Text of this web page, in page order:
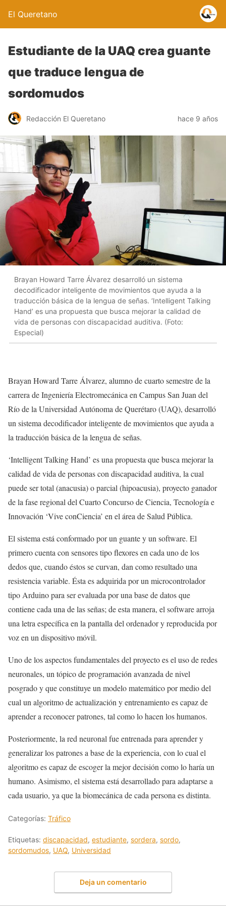
El Queretano
Estudiante de la UAQ crea guante
que traduce lengua de
sordomudos
Redacción El Queretano hace 9 años
Brayan Howard Tarre Álvarez desarrolló un sistema
decodificador inteligente de movimientos que ayuda a la
traducción básica de la lengua de señas. ‘Intelligent Talking
Hand’ es una propuesta que busca mejorar la calidad de
vida de personas con discapacidad auditiva. (Foto:
Especial)
Brayan Howard Tarre Álvarez, alumno de cuarto semestre de la
carrera de Ingeniería Electromecánica en Campus San Juan del
Río de la Universidad Autónoma de Querétaro (UAQ), desarrolló
un sistema decodificador inteligente de movimientos que ayuda a
la traducción básica de la lengua de señas.
‘Intelligent Talking Hand’ es una propuesta que busca mejorar la
calidad de vida de personas con discapacidad auditiva, la cual
puede ser total (anacusia) o parcial (hipoacusia), proyecto ganador
de la fase regional del Cuarto Concurso de Ciencia, Tecnología e
Innovación ‘Vive conCiencia’ en el área de Salud Pública.
El sistema está conformado por un guante y un software. El
primero cuenta con sensores tipo flexores en cada uno de los
dedos que, cuando éstos se curvan, dan como resultado una
resistencia variable. Ésta es adquirida por un microcontrolador
tipo Arduino para ser evaluada por una base de datos que
contiene cada una de las señas; de esta manera, el software arroja
una letra específica en la pantalla del ordenador y reproducida por
voz en un dispositivo móvil.
Uno de los aspectos fundamentales del proyecto es el uso de redes
neuronales, un tópico de programación avanzada de nivel
posgrado y que constituye un modelo matemático por medio del
cual un algoritmo de actualización y entrenamiento es capaz de
aprender a reconocer patrones, tal como lo hacen los humanos.
Posteriormente, la red neuronal fue entrenada para aprender y
generalizar los patrones a base de la experiencia, con lo cual el
algoritmo es capaz de escoger la mejor decisión como lo haría un
humano. Asimismo, el sistema está desarrollado para adaptarse a
cada usuario, ya que la biomecánica de cada persona es distinta.
Categorías: Tráfico
Etiquetas: discapacidad, estudiante, sordera, sordo,
sordomudos, UAQ, Universidad
Deja un comentario